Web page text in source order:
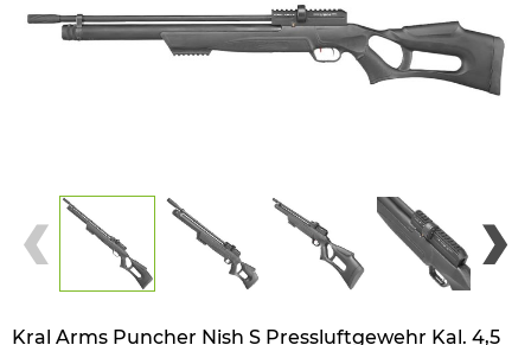
Kral Arms Puncher Nish S Pressluftgewehr Kal. 4,5